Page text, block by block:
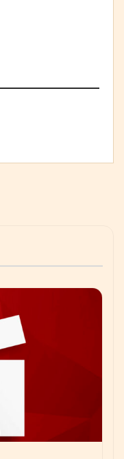
de anillos de
del 12 de
No
libro de Juan